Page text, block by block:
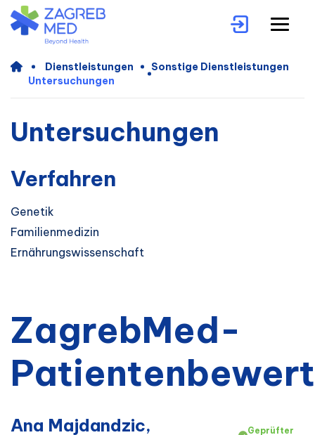
Dienstleistungen
Sonstige Dienstleistungen
Untersuchungen
Untersuchungen
Verfahren
Genetik
Familienmedizin
Ernährungswissenschaft
ZagrebMed-
Ana Majdandzic,
Geprüfter